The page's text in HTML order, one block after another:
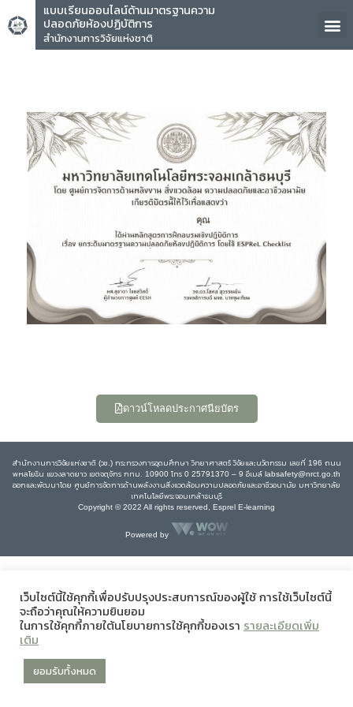
แบบเรียนออนไลน์ด้านมาตรฐานความ
ปลอดภัยห้องปฏิบัติการ
สำนักงานการวิจัยแห่งชาติ
คุณ
ดาวน์โหลดประกาศนียบัตร
สำนักงานการวิจัยแห่งชาติ (วช.) กระทรวงการอุดมศึกษา วิทยาศาสตร์ วิจัยและนวัตกรรม เลขที่ 196 ถนน
พหลโยธิน แขวงลาดยาว เขตจตุจักร กทม. 10900 โทร 0 25791370 – 9 อีเมล์ labsafety@nrct.go.th
ออกและพัฒนาโดย ศูนย์การจัดการด้านพลังงานสิ่งแวดล้อมความปลอดภัยและอาชีวอนามัย มหาวิทยาลัย
เทคโนโลยีพระจอมเกล้าธนบุรี
Copyright © 2022 All rights reserved, Esprel E-learning
Powered by
เว็บไซต์นี้ใช้คุกกี้เพื่อปรับปรุงประสบการณ์ของผู้ใช้ การใช้เว็บไซต์นี้
จะถือว่าคุณให้ความยินยอม
ในการใช้คุกกี้ภายใต้นโยบายการใช้คุกกี้ของเรา รายละเอียดเพิ่ม
เติม
ยอมรับทั้งหมด